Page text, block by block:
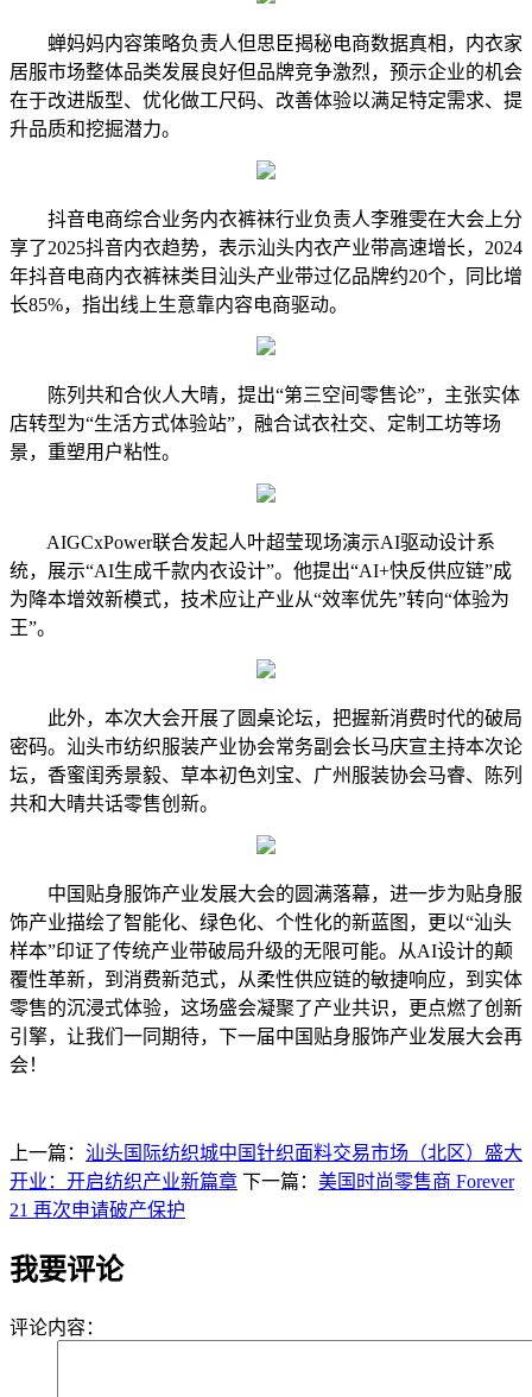
蝉妈妈内容策略负责人但思臣揭秘电商数据真相，内衣家
居服市场整体品类发展良好但品牌竞争激烈，预示企业的机会
在于改进版型、优化做工尺码、改善体验以满足特定需求、提
升品质和挖掘潜力。
抖音电商综合业务内衣裤袜行业负责人李雅雯在大会上分
享了2025抖音内衣趋势，表示汕头内衣产业带高速增长，2024
年抖音电商内衣裤袜类目汕头产业带过亿品牌约20个，同比增
长85%，指出线上生意靠内容电商驱动。
陈列共和合伙人大晴，提出“第三空间零售论”，主张实体
店转型为“生活方式体验站”，融合试衣社交、定制工坊等场
景，重塑用户粘性。
AIGCxPower联合发起人叶超莹现场演示AI驱动设计系
统，展示“AI生成千款内衣设计”。他提出“AI+快反供应链”成
为降本增效新模式，技术应让产业从“效率优先”转向“体验为
王”。
此外，本次大会开展了圆桌论坛，把握新消费时代的破局
密码。汕头市纺织服装产业协会常务副会长马庆宣主持本次论
坛，香蜜闺秀景毅、草本初色刘宝、广州服装协会马睿、陈列
共和大晴共话零售创新。
中国贴身服饰产业发展大会的圆满落幕，进一步为贴身服
饰产业描绘了智能化、绿色化、个性化的新蓝图，更以“汕头
样本”印证了传统产业带破局升级的无限可能。从AI设计的颠
覆性革新，到消费新范式，从柔性供应链的敏捷响应，到实体
零售的沉浸式体验，这场盛会凝聚了产业共识，更点燃了创新
引擎，让我们一同期待，下一届中国贴身服饰产业发展大会再
会！
上一篇： 汕头国际纺织城中国针织面料交易市场（北区）盛大
开业：开启纺织产业新篇章 下一篇： 美国时尚零售商 Forever
21 再次申请破产保护
我要评论
评论内容：